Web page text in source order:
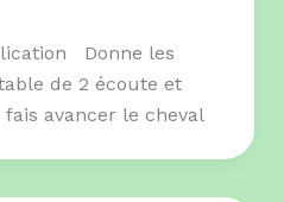
Donne les
de 2 écoute et
avancer le cheval